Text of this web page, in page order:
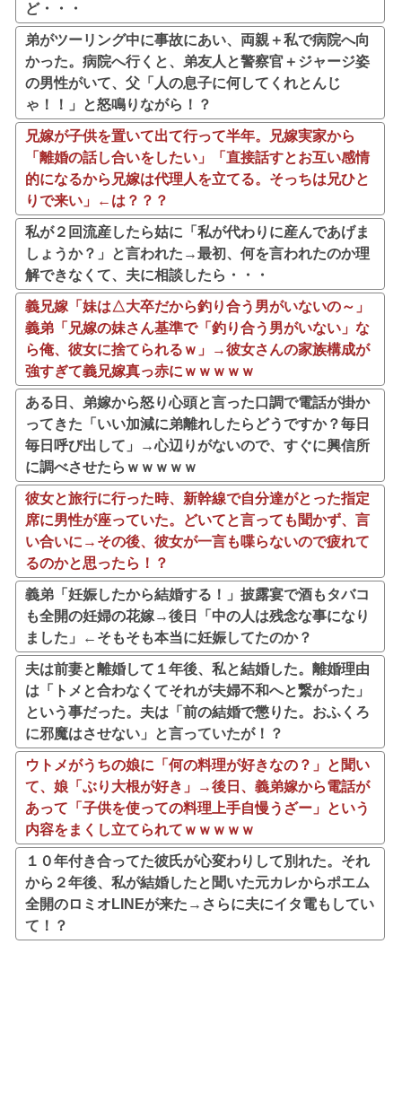
ど・・・
弟がツーリング中に事故にあい、両親＋私で病院へ向
かった。病院へ行くと、弟友人と警察官＋ジャージ姿
の男性がいて、父「人の息子に何してくれとんじ
ゃ！！」と怒鳴りながら！？
兄嫁が子供を置いて出て行って半年。兄嫁実家から
「離婚の話し合いをしたい」「直接話すとお互い感情
的になるから兄嫁は代理人を立てる。そっちは兄ひと
りで来い」←は？？？
私が２回流産したら姑に「私が代わりに産んであげま
しょうか？」と言われた→最初、何を言われたのか理
解できなくて、夫に相談したら・・・
義兄嫁「妹は△大卒だから釣り合う男がいないの～」
義弟「兄嫁の妹さん基準で「釣り合う男がいない」な
ら俺、彼女に捨てられるｗ」→彼女さんの家族構成が
強すぎて義兄嫁真っ赤にｗｗｗｗｗ
ある日、弟嫁から怒り心頭と言った口調で電話が掛か
ってきた「いい加減に弟離れしたらどうですか？毎日
毎日呼び出して」→心辺りがないので、すぐに興信所
に調べさせたらｗｗｗｗｗ
彼女と旅行に行った時、新幹線で自分達がとった指定
席に男性が座っていた。どいてと言っても聞かず、言
い合いに→その後、彼女が一言も喋らないので疲れて
るのかと思ったら！？
義弟「妊娠したから結婚する！」披露宴で酒もタバコ
も全開の妊婦の花嫁→後日「中の人は残念な事になり
ました」←そもそも本当に妊娠してたのか？
夫は前妻と離婚して１年後、私と結婚した。離婚理由
は「トメと合わなくてそれが夫婦不和へと繋がった」
という事だった。夫は「前の結婚で懲りた。おふくろ
に邪魔はさせない」と言っていたが！？
ウトメがうちの娘に「何の料理が好きなの？」と聞い
て、娘「ぶり大根が好き」→後日、義弟嫁から電話が
あって「子供を使っての料理上手自慢うざー」という
内容をまくし立てられてｗｗｗｗｗ
１０年付き合ってた彼氏が心変わりして別れた。それ
から２年後、私が結婚したと聞いた元カレからポエム
全開のロミオLINEが来た→さらに夫にイタ電もしてい
て！？